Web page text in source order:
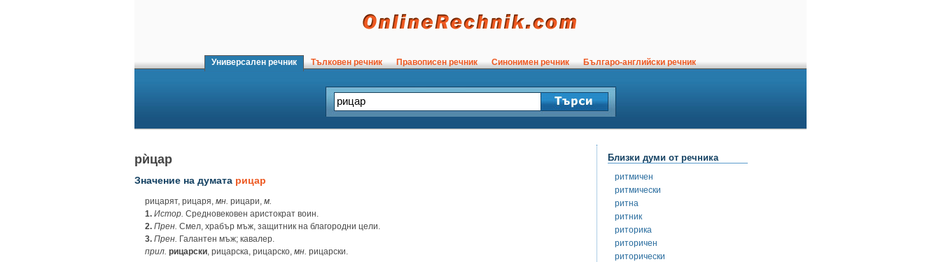
Универсален речник Тълковен речник Правописен речник Синонимен речник Българо-английски речник
рѝцар
Значение на думата рицар
рицарят, рицаря, мн. рицари, м.
1. Истор. Средновековен аристократ воин.
2. Прен. Смел, храбър мъж, защитник на благородни цели.
3. Прен. Галантен мъж; кавалер.
прил. рицарски, рицарска, рицарско, мн. рицарски.
Близки думи от речника
ритмичен
ритмически
ритна
ритник
риторика
риторичен
риторически